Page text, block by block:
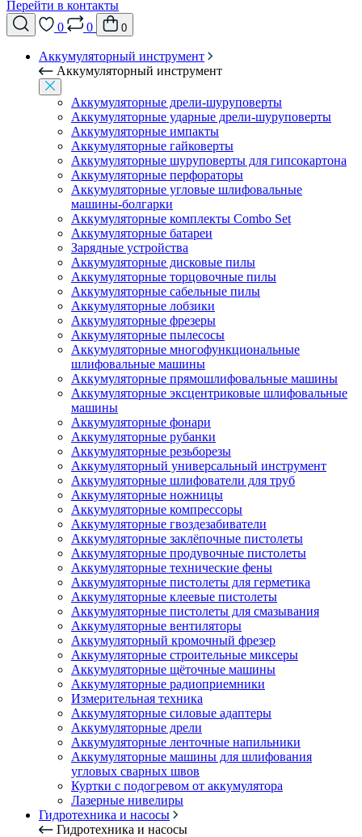
Перейти в контакты
0
0 0
Аккумуляторный инструмент
Аккумуляторный инструмент
Аккумуляторные дрели-шуруповерты
Аккумуляторные ударные дрели-шуруповерты
Аккумуляторные импакты
Аккумуляторные гайковерты
Аккумуляторные шуруповерты для гипсокартона
Аккумуляторные перфораторы
Аккумуляторные угловые шлифовальные
машины-болгарки
Аккумуляторные комплекты Combo Set
Аккумуляторные батареи
Зарядные устройства
Аккумуляторные дисковые пилы
Аккумуляторные торцовочные пилы
Аккумуляторные сабельные пилы
Аккумуляторные лобзики
Аккумуляторные фрезеры
Аккумуляторные пылесосы
Аккумуляторные многофункциональные
шлифовальные машины
Аккумуляторные прямошлифовальные машины
Аккумуляторные эксцентриковые шлифовальные
машины
Аккумуляторные фонари
Аккумуляторные рубанки
Аккумуляторные резьборезы
Аккумуляторный универсальный инструмент
Аккумуляторные шлифователи для труб
Аккумуляторные ножницы
Аккумуляторные компрессоры
Аккумуляторные гвоздезабиватели
Аккумуляторные заклёпочные пистолеты
Аккумуляторные продувочные пистолеты
Аккумуляторные технические фены
Аккумуляторные пистолеты для герметика
Аккумуляторные клеевые пистолеты
Аккумуляторные пистолеты для смазывания
Аккумуляторные вентиляторы
Аккумуляторный кромочный фрезер
Аккумуляторные строительные миксеры
Аккумуляторные щёточные машины
Аккумуляторные радиоприемники
Измерительная техника
Аккумуляторные силовые адаптеры
Аккумуляторные дрели
Аккумуляторные ленточные напильники
Аккумуляторные машины для шлифования
угловых сварных швов
Куртки с подогревом от аккумулятора
Лазерные нивелиры
Гидротехника и насосы
Гидротехника и насосы